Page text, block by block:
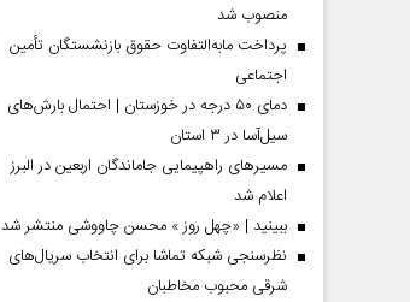
منصوب شد
پرداخت مابه‌التفاوت حقوق بازنشستگان تأمین
اجتماعی
دمای ۵۰ درجه در خوزستان | احتمال بارش‌های
سیل‌آسا در ۳ استان
مسیر‌های راهپیمایی جاماندگان اربعین در البرز
اعلام شد
ببینید | «چهل روز » محسن چاووشی منتشر شد
نظرسنجی شبکه تماشا برای انتخاب سریال‌های
شرقی محبوب مخاطبان